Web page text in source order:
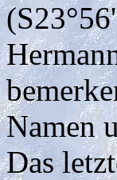
Namen
Das